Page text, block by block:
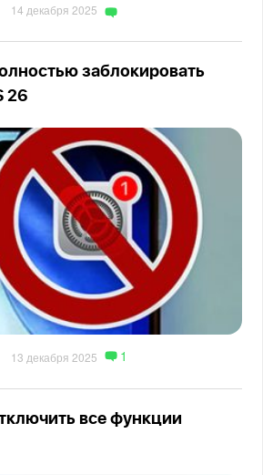
14 декабря 2025
заблокировать
26
13 декабря 2025 1
все функции